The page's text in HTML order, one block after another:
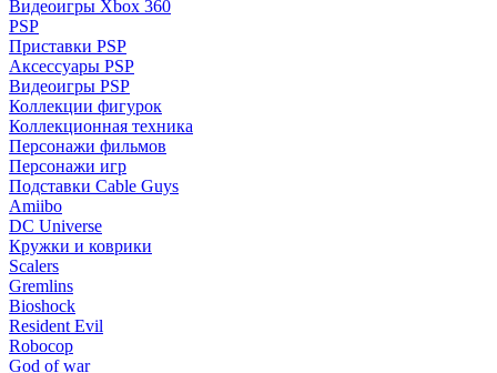
Видеоигры Xbox 360
PSP
Приставки PSP
Аксессуары PSP
Видеоигры PSP
Коллекции фигурок
Коллекционная техника
Персонажи фильмов
Персонажи игр
Подставки Cable Guys
Amiibo
DC Universe
Кружки и коврики
Scalers
Gremlins
Bioshock
Resident Evil
Robocop
God of war